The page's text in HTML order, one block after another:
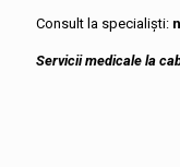
Consult la specialiști:
Servicii medicale la